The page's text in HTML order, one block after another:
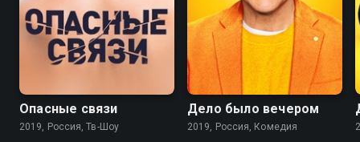
Опасные связи
2019, Россия, Тв-Шоу
7.1
Дело было вечером
2019, Россия, Комедия